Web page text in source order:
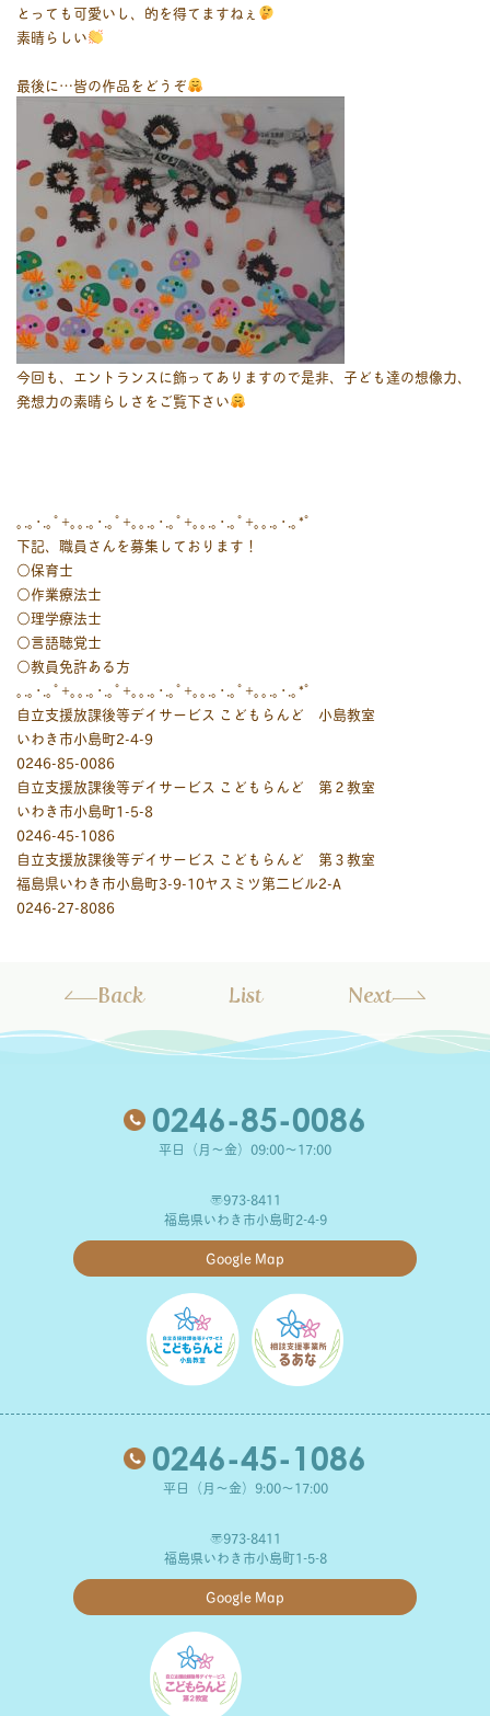
とっても可愛いし、的を得てますねぇ
素晴らしい
最後に…皆の作品をどうぞ
今回も、エントランスに飾ってありますので是非、子ども達の想像力、
発想力の素晴らしさをご覧下さい
｡.｡･.｡ﾟ+｡｡.｡･.｡ﾟ+｡｡.｡･.｡ﾟ+｡｡.｡･.｡ﾟ+｡｡.｡･.｡*ﾟ
下記、職員さんを募集しております！
○保育士
○作業療法士
○理学療法士
○言語聴覚士
○教員免許ある方
｡.｡･.｡ﾟ+｡｡.｡･.｡ﾟ+｡｡.｡･.｡ﾟ+｡｡.｡･.｡ﾟ+｡｡.｡･.｡*ﾟ
自立支援放課後等デイサービス こどもらんど 小島教室
いわき市小島町2-4-9
0246-85-0086
自立支援放課後等デイサービス こどもらんど 第２教室
いわき市小島町1-5-8
0246-45-1086
自立支援放課後等デイサービス こどもらんど 第３教室
福島県いわき市小島町3-9-10ヤスミツ第二ビル2-A
0246-27-8086
Back List Next
0246-85-0086
平日（月～金）09:00～17:00
〒973-8411
福島県いわき市小島町2-4-9
Google Map
0246-45-1086
平日（月～金）9:00～17:00
〒973-8411
福島県いわき市小島町1-5-8
Google Map